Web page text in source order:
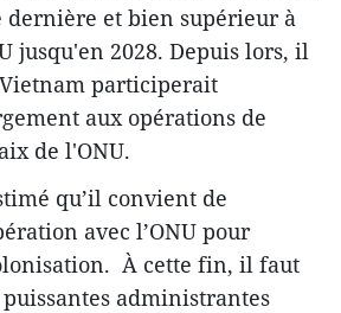
dernière et bien supérieur à
jusqu'en 2028. Depuis lors, il
participerait
aux opérations de
de l'ONU.
qu’il convient de
avec l’ONU pour
À cette fin, il faut
puissantes administrantes